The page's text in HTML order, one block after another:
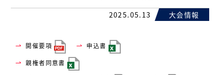
2025.05.13 大会情報
開催要項 申込書
親権者同意書